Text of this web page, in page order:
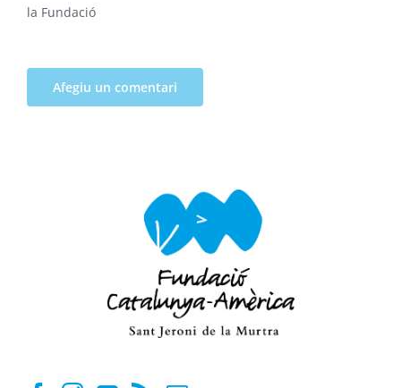
la Fundació